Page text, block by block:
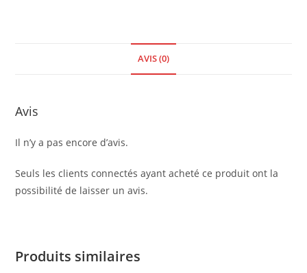
AVIS (0)
Avis
Il n’y a pas encore d’avis.
Seuls les clients connectés ayant acheté ce produit ont la
possibilité de laisser un avis.
Produits similaires